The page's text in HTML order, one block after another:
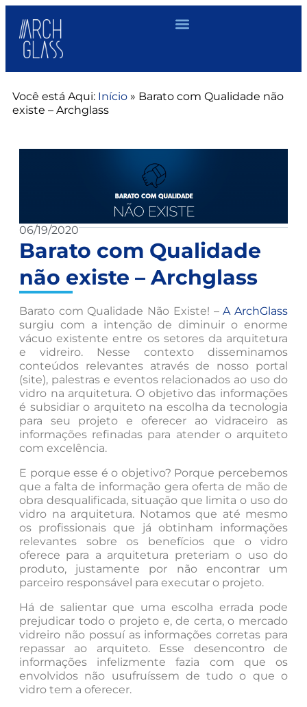
Você está Aqui: Início » Barato com Qualidade não
existe – Archglass
06/19/2020
Barato com Qualidade
não existe – Archglass
Barato com Qualidade Não Existe! –A ArchGlass
surgiu com a intenção de diminuir o enorme
vácuo existente entre os setores da arquitetura
e vidreiro. Nesse contexto disseminamos
conteúdos relevantes através de nosso portal
(site), palestras e eventos relacionados ao uso do
vidro na arquitetura. O objetivo das informações
é subsidiar o arquiteto na escolha da tecnologia
para seu projeto e oferecer ao vidraceiro as
informações refinadas para atender o arquiteto
com excelência.
E porque esse é o objetivo? Porque percebemos
que a falta de informação gera oferta de mão de
obra desqualificada, situação que limita o uso do
vidro na arquitetura. Notamos que até mesmo
os profissionais que já obtinham informações
relevantes sobre os benefícios que o vidro
oferece para a arquitetura preteriam o uso do
produto, justamente por não encontrar um
parceiro responsável para executar o projeto.
Há de salientar que uma escolha errada pode
prejudicar todo o projeto e, de certa, o mercado
vidreiro não possuí as informações corretas para
repassar ao arquiteto. Esse desencontro de
informações infelizmente fazia com que os
envolvidos não usufruíssem de tudo o que o
vidro tem a oferecer.